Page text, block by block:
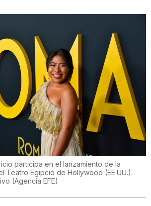
participa en el lanzamiento de la
Teatro Egipcio de Hollywood (EE.UU.).
(Agencia EFE)